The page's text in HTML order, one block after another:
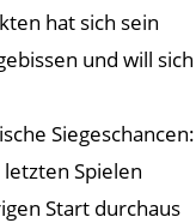
hat sich sein
und will sich
Siegeschancen:
Spielen
Start durchaus